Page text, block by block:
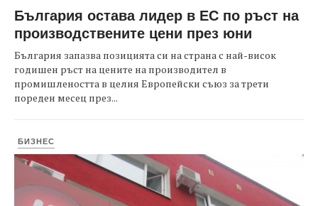
България остава лидер в ЕС по ръст на
производствените цени през юни
България запазва позицията си на страна с най-висок
годишен ръст на цените на производител в
промишлеността в целия Европейски съюз за трети
пореден месец през...
БИЗНЕС